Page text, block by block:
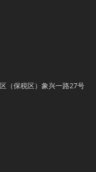
（保税区）象兴一路27号